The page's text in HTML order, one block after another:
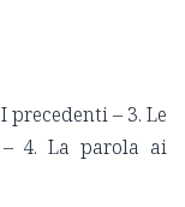
precedenti – 3. Le
– 4. La parola ai